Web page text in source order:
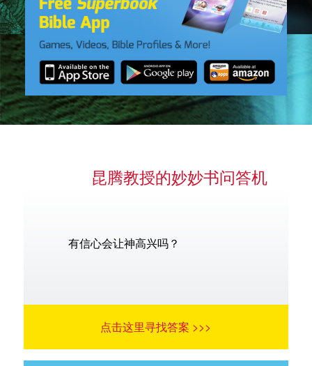
昆腾教授的妙妙书问答机
有信心会让神高兴吗？
点击这里寻找答案 >>>